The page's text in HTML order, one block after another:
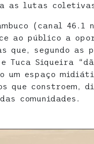
as lutas
(canal 46.1
ao público a
que, segundo as
Tuca Siqueira
um espaço
que constroem,
comunidades.